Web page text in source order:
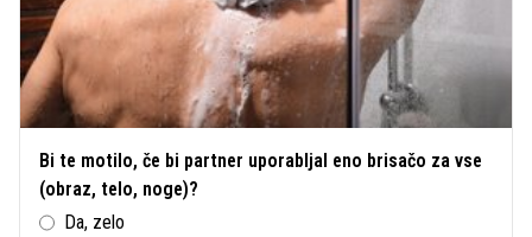
Bi te motilo, če bi partner uporabljal eno brisačo za vse
(obraz, telo, noge)?
Da, zelo